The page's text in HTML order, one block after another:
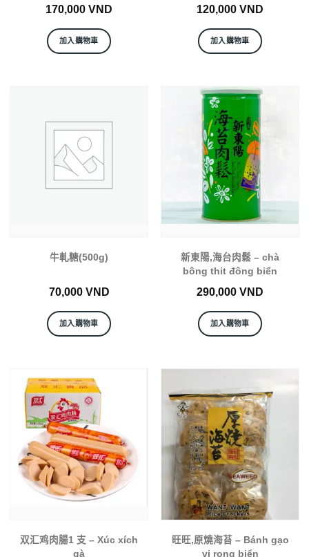
170,000 VND
加入購物車
120,000 VND
加入購物車
牛軋糖(500g)
70,000 VND
加入購物車
新東陽,海台肉鬆 – chà
bông thit đông biển
290,000 VND
加入購物車
双汇鸡肉腸1 支 – Xúc xích
gà
旺旺,原燒海苔 – Bánh gạo
vị rong biển